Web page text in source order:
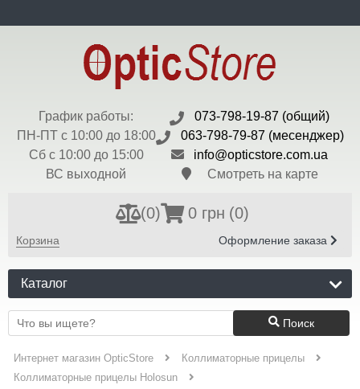
$ - 45 грн
Регистрация
График работы:
ПН-ПТ с 10:00 до 18:00
Сб с 10:00 до 15:00
ВС выходной
073-798-19-87 (общий)
063-798-79-87 (месенджер)
info@opticstore.com.ua
Смотреть на карте
(0) 0 грн (0)
Корзина Оформление заказа
Каталог
Поиск
Интернет магазин OpticStore
Коллиматорные прицелы
Коллиматорные прицелы Holosun